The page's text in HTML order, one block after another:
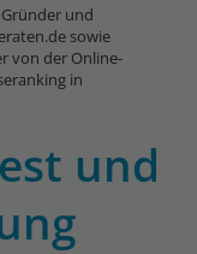
und
sowie
von der Online-
in
und